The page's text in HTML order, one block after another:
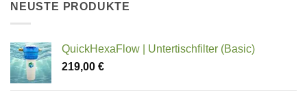
NEUSTE PRODUKTE
QuickHexaFlow | Untertischfilter (Basic)
219,00 €